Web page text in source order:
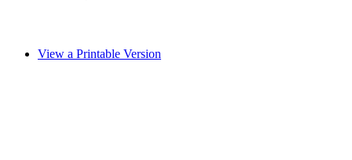
View a Printable Version